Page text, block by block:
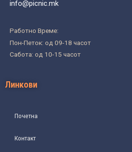
info@picnic.mk
Работно Време:
Пон-Петок: од 09-18 часот
Сабота: од 10-15 часот
Линкови
Почетна
Контакт